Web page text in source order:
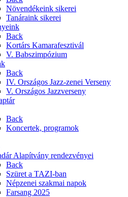
Növendékeink sikerei
Tanáraink sikerei
Back
Kortárs Kamarafesztivál
V. Babszimpózium
Back
IV. Országos Jazz-zenei Verseny
V. Országos Jazzverseny
Back
Koncertek, programok
Alapítvány rendezvényei
Back
Szüret a TAZI-ban
Népzenei szakmai napok
Farsang 2025